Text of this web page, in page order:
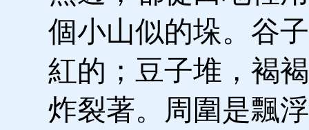
個小山似的垛。谷
紅的；豆子堆，褐
炸裂著。周圍是飄